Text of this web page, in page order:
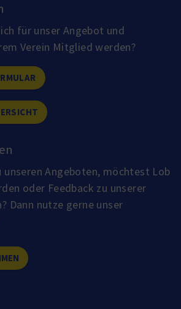
für unser Angebot und
Verein Mitglied werden?
unseren Angeboten, möchtest Lob
oder Feedback zu unserer
Dann nutze gerne unser